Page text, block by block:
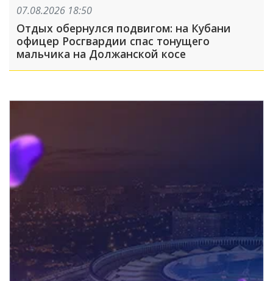
07.08.2026 18:50
Отдых обернулся подвигом: на Кубани
офицер Росгвардии спас тонущего
мальчика на Должанской косе